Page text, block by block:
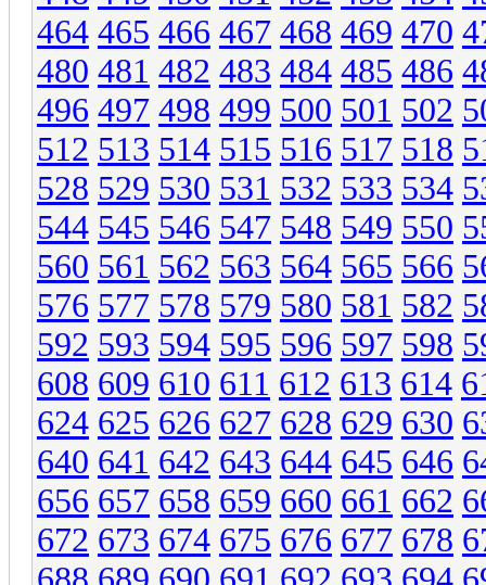
464 465 466 467 468 469 470
480 481 482 483 484 485 486
496 497 498 499 500 501 502
512 513 514 515 516 517 518
528 529 530 531 532 533 534
544 545 546 547 548 549 550
560 561 562 563 564 565 566
576 577 578 579 580 581 582
592 593 594 595 596 597 598
608 609 610 611 612 613 614
624 625 626 627 628 629 630
640 641 642 643 644 645 646
656 657 658 659 660 661 662
672 673 674 675 676 677 678